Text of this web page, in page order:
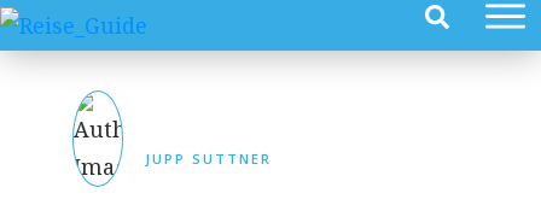
JUPP SUTTNER